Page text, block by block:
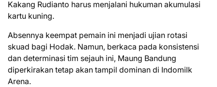
Kakang Rudianto harus menjalani hukuman akumulasi
kartu kuning.
Absennya keempat pemain ini menjadi ujian rotasi
skuad bagi Hodak. Namun, berkaca pada konsistensi
dan determinasi tim sejauh ini, Maung Bandung
diperkirakan tetap akan tampil dominan di Indomilk
Arena.